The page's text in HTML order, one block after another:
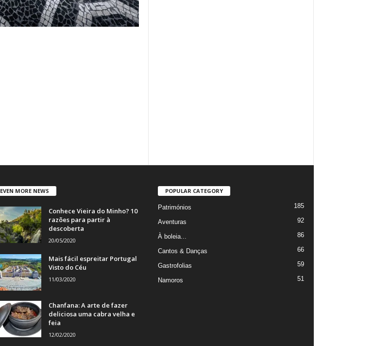
EVEN MORE NEWS
Conhece Vieira do Minho? 10
razões para partir à
descoberta
20/05/2020
Mais fácil espreitar Portugal
Visto do Céu
11/03/2020
Chanfana: A arte de fazer
deliciosa uma cabra velha e
feia
12/02/2020
POPULAR CATEGORY
Patrimónios 185
Aventuras 92
À boleia... 86
Cantos & Danças 66
Gastrofolias 59
Namoros 51